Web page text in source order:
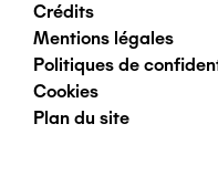
Pied
de
page
Crédits
Mentions légales
Politiques de
Cookies
Plan du site